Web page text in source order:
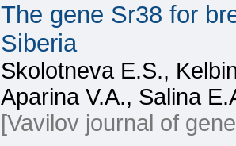
The gene Sr38 for
Siberia
Skolotneva E.S.,
Aparina V.A., Salina
[Vavilov journal of